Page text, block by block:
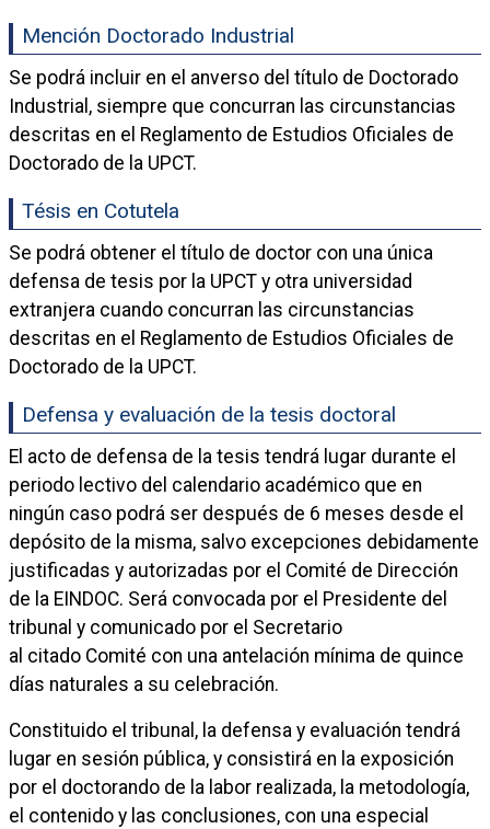
Mención Doctorado Industrial
Se podrá incluir en el anverso del título de Doctorado
Industrial, siempre que concurran las circunstancias
descritas en el Reglamento de Estudios Oficiales de
Doctorado de la UPCT.
Tésis en Cotutela
Se podrá obtener el título de doctor con una única
defensa de tesis por la UPCT y otra universidad
extranjera cuando concurran las circunstancias
descritas en el Reglamento de Estudios Oficiales de
Doctorado de la UPCT.
Defensa y evaluación de la tesis doctoral
El acto de defensa de la tesis tendrá lugar durante el
periodo lectivo del calendario académico que en
ningún caso podrá ser después de 6 meses desde el
depósito de la misma, salvo excepciones debidamente
justificadas y autorizadas por el Comité de Dirección
de la EINDOC. Será convocada por el Presidente del
tribunal y comunicado por el Secretario
al citado Comité con una antelación mínima de quince
días naturales a su celebración.
Constituido el tribunal, la defensa y evaluación tendrá
lugar en sesión pública, y consistirá en la exposición
por el doctorando de la labor realizada, la metodología,
el contenido y las conclusiones, con una especial